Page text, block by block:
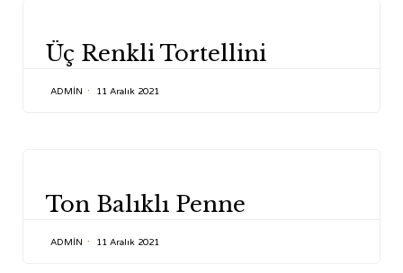
Üç Renkli Tortellini
ADMIN 11 Aralık 2021
Ton Balıklı Penne
ADMIN 11 Aralık 2021